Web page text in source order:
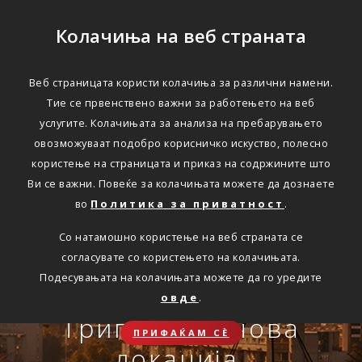
Колачиња на веб страната
Веб страницата користи колачиња за различни намени.
Тие се првенствено важни за работењето на веб
услугите. Колачињата за анализа на пребарувањето
овозможуваат подобро корисничко искуство, полесно
користење на страницата и приказ на содржините што
Ви се важни. Повеќе за колачињата можете да дознаете
во Политика за приватност .
Со натамошно користење на веб страната се
согласувате со користењето на колачињата.
Подесувањата на колачињата можете да го уредите
овде .
ПРИФАЌАМ СЀ
Триглав на нова
Сѐ ќе биде во ред
Совет, информација или инспирација за секоја животна
Онлајн пријава на
осигурен случај преку
OneID
Travel Smart и Travel
Smart Plus
Едноставно преку
интернет
АВТОМОБИЛСКА ОДГОВОРНОСТ
Oнлајн обнова на осигурување.
ЗДРАВСТВЕНО ПАТНИЧКО